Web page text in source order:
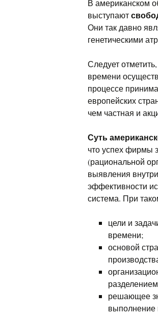
В американском
выступают
Они так давно
генетическими
Следует
времени
процессе
европейских
чем частная и
Суть
что успех фирмы
(рациональной
выявления
эффективности
система. При
цели и
времени;
основой
решающее
выполнение